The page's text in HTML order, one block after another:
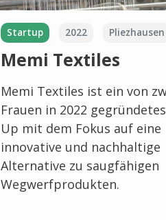
Startup 2022 Pliezhausen
Memi Textiles
Memi Textiles ist ein von
Frauen in 2022
Up mit dem Fokus auf eine
innovative und nachhaltige
Alternative zu saugfähigen
Wegwerfprodukten.